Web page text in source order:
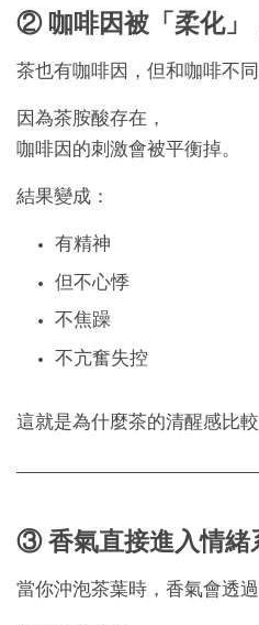
② 咖啡因被「柔化」
茶也有咖啡因，但和咖啡不同
因為茶胺酸存在，
咖啡因的刺激會被平衡掉。
結果變成：
有精神
但不心悸
不焦躁
不亢奮失控
這就是為什麼茶的清醒感比較
③ 香氣直接進入情緒
當你沖泡茶葉時，香氣會透